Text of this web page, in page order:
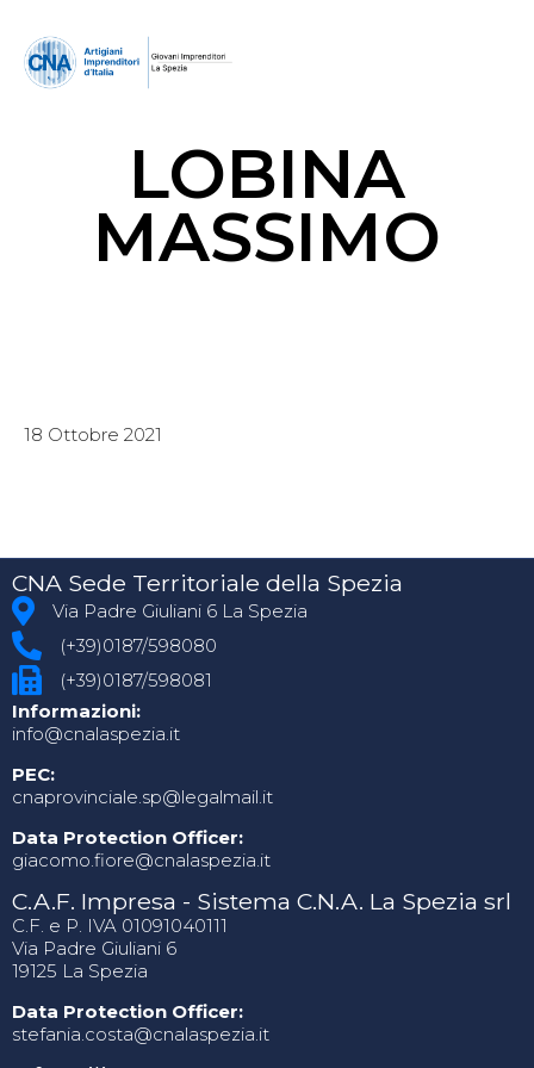
LOBINA
MASSIMO
18 Ottobre 2021
CNA Sede Territoriale della Spezia
Via Padre Giuliani 6 La Spezia
(+39)0187/598080
(+39)0187/598081
Informazioni:
info@cnalaspezia.it
PEC:
cnaprovinciale.sp@legalmail.it
Data Protection Officer:
giacomo.fiore@cnalaspezia.it
C.A.F. Impresa - Sistema C.N.A. La Spezia srl
C.F. e P. IVA 01091040111
Via Padre Giuliani 6
19125 La Spezia
Data Protection Officer:
stefania.costa@cnalaspezia.it